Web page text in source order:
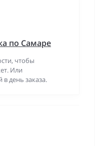
по Самаре
чтобы
Или
в день заказа.